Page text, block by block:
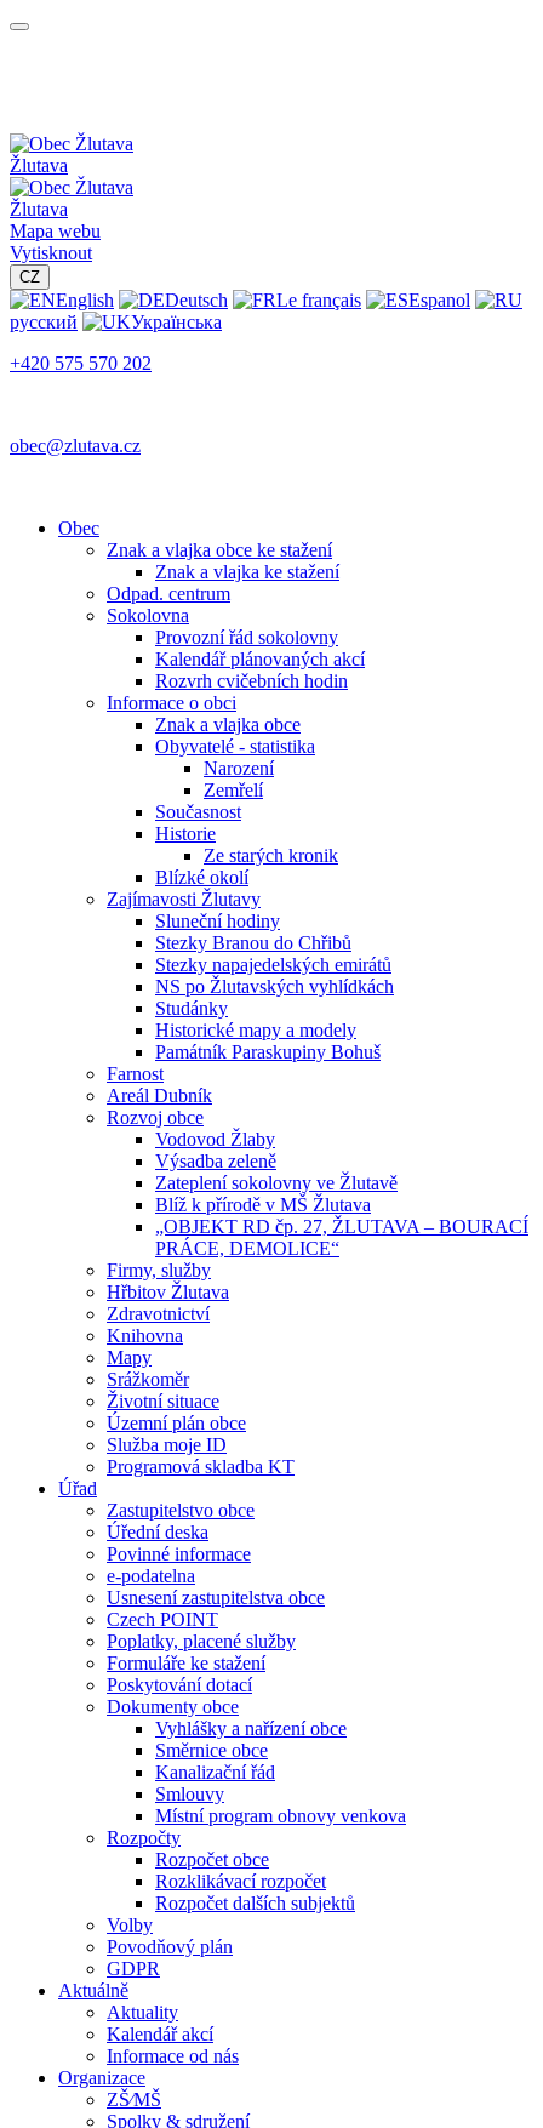
Žlutava
Žlutava
Mapa webu
Vytisknout
CZ
English Deutsch Le français
Espanol
русский
Українська
+420 575 570 202
obec@zlutava.cz
Obec
Znak a vlajka obce ke stažení
Znak a vlajka ke stažení
Odpad. centrum
Sokolovna
Provozní řád sokolovny
Kalendář plánovaných akcí
Rozvrh cvičebních hodin
Informace o obci
Znak a vlajka obce
Obyvatelé - statistika
Narození
Zemřelí
Současnost
Historie
Ze starých kronik
Blízké okolí
Zajímavosti Žlutavy
Sluneční hodiny
Stezky Branou do Chřibů
Stezky napajedelských emirátů
NS po Žlutavských vyhlídkách
Studánky
Historické mapy a modely
Památník Paraskupiny Bohuš
Farnost
Areál Dubník
Rozvoj obce
Vodovod Žlaby
Výsadba zeleně
Zateplení sokolovny ve Žlutavě
Blíž k přírodě v MŠ Žlutava
„OBJEKT RD čp. 27, ŽLUTAVA – BOURACÍ
PRÁCE, DEMOLICE“
Firmy, služby
Hřbitov Žlutava
Zdravotnictví
Knihovna
Mapy
Srážkoměr
Životní situace
Územní plán obce
Služba moje ID
Programová skladba KT
Úřad
Zastupitelstvo obce
Úřední deska
Povinné informace
e-podatelna
Usnesení zastupitelstva obce
Czech POINT
Poplatky, placené služby
Formuláře ke stažení
Poskytování dotací
Dokumenty obce
Vyhlášky a nařízení obce
Směrnice obce
Kanalizační řád
Smlouvy
Místní program obnovy venkova
Rozpočty
Rozpočet obce
Rozklikávací rozpočet
Rozpočet dalších subjektů
Volby
Povodňový plán
GDPR
Aktuálně
Aktuality
Kalendář akcí
Informace od nás
Organizace
ZŠ⁄MŠ
Spolky & sdružení